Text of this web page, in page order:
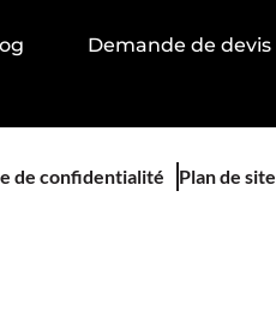
Demande de devis
de confidentialité Plan de site